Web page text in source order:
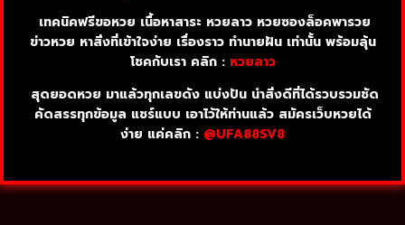
เทคนิคฟรีขอหวย เนื้อหาสาระ หวยลาว หวยซองล็อคพารวย
ข่าวหวย หาสิ่งที่เข้าใจง่าย เรื่องราว ทำนายฝัน เท่านั้น พร้อมลุ้น
โชคกับเรา คลิก : หวยลาว
สุดยอดหวย มาแล้วทุกเลขดัง แบ่งปัน นำสิ่งดีที่ได้รวบรวมชัด
คัดสรรทุกข้อมูล แชร์แบบ เอาไว้ให้ท่านแล้ว สมัครเว็บหวยได้
ง่าย แค่คลิก : @UFA88SV8